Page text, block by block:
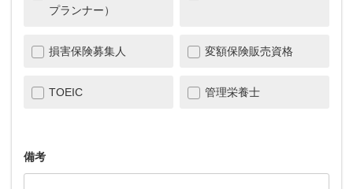
プランナー）
損害保険募集人 変額保険販売資格
TOEIC 管理栄養士
備考